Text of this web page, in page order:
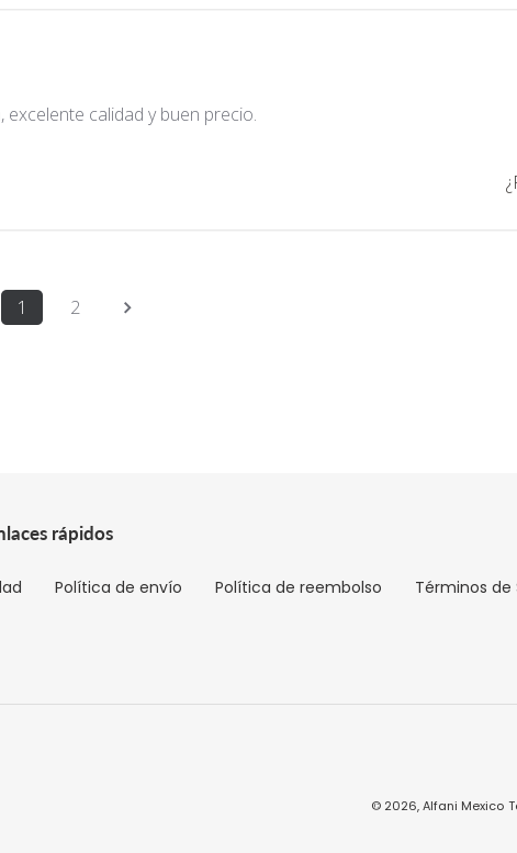
calidad y buen precio.
1 2
rápidos
Política de envío Política de reembolso Términos de
© 2026,Alfani Mexico